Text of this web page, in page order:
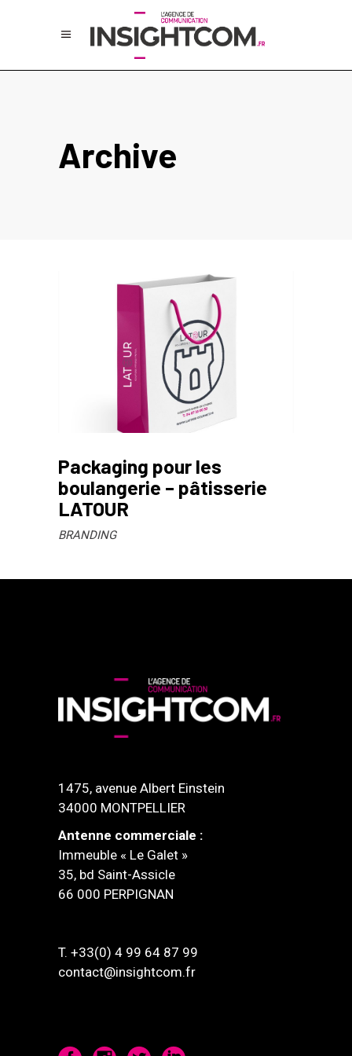
Archive
Packaging pour les
boulangerie – pâtisserie
LATOUR
BRANDING
1475, avenue Albert Einstein
34000 MONTPELLIER
Antenne commerciale :
Immeuble « Le Galet »
35, bd Saint-Assicle
66 000 PERPIGNAN
T. +33(0) 4 99 64 87 99
contact@insightcom.fr